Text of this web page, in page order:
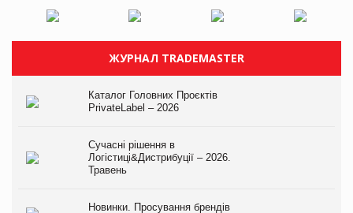
ЖУРНАЛ TRADEMASTER
Каталог Головних Проєктів
PrivateLabel – 2026
Сучасні рішення в
Логістиці&Дистрибуції – 2026.
Травень
Новинки. Просування брендів